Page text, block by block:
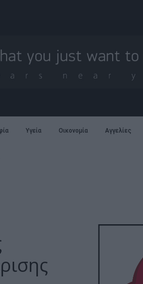
Υγεία Οικονομία Αγγελίες